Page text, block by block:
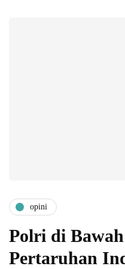
opini
Polri di
Pertaruhan